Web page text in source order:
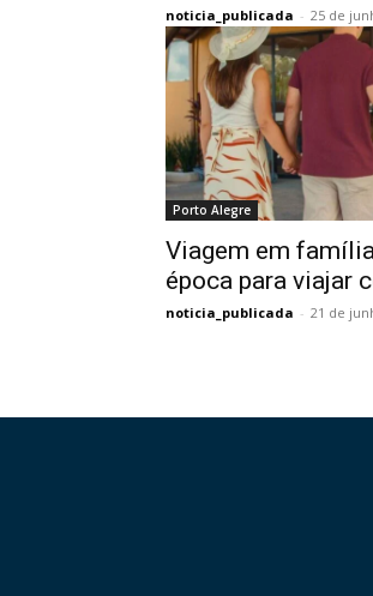
noticia_publicada - 25 de
Porto Alegre
Viagem em
época para viajar
noticia_publicada - 21 de